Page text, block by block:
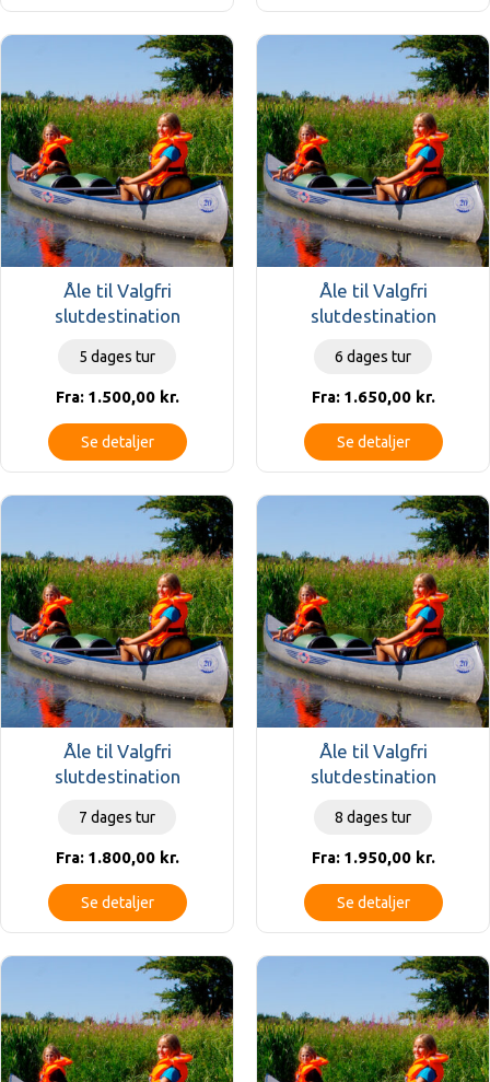
Åle til Valgfri
slutdestination
5 dages tur
Fra: 1.500,00 kr.
Se detaljer
Åle til Valgfri
slutdestination
6 dages tur
Fra: 1.650,00 kr.
Se detaljer
Åle til Valgfri
slutdestination
7 dages tur
Fra: 1.800,00 kr.
Se detaljer
Åle til Valgfri
slutdestination
8 dages tur
Fra: 1.950,00 kr.
Se detaljer